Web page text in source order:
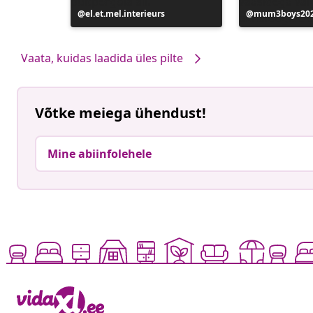
Postitus
avaldatud
el.et.mel.interieurs
Postitus
avaldatud
Vaata, kuidas laadida üles pilte
Võtke meiega ühendust!
Mine abiinfolehele